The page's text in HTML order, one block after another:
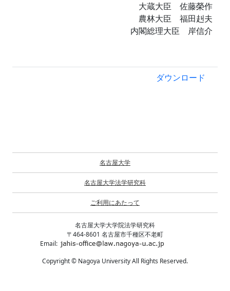
大蔵大臣 佐藤榮作
農林大臣 福田赳夫
内閣総理大臣 岸信介
ダウンロード
名古屋大学
名古屋大学法学研究科
ご利用にあたって
名古屋大学大学院法学研究科
〒464-8601 名古屋市千種区不老町
Email:
Copyright © Nagoya University All Rights Reserved.